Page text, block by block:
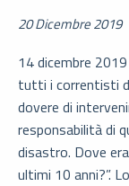
20 Dicembre 2019
14 dicembre
tutti i correntisti
dovere di
responsabilità di
disastro. Dove
ultimi 10 anni?‬”.